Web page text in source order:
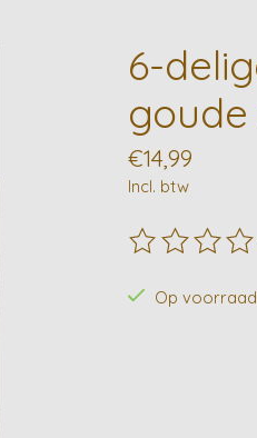
6-
goude
€14,99
Incl. btw
De
Op